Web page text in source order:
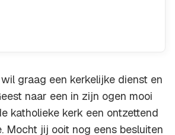
graag een kerkelijke dienst en
naar een in zijn ogen mooi
katholieke kerk een ontzettend
Mocht jij ooit nog eens besluiten